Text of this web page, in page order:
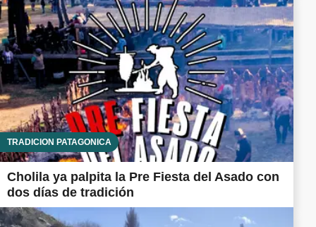
TRADICIÓN PATAGÓNICA
Cholila ya palpita la Pre Fiesta del Asado con
dos días de tradición